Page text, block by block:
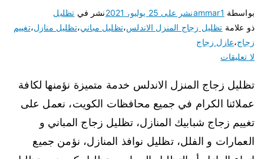
بواسطة ammar1نشر على 25 يوليو، 2021 نشر في تظليل
ذو علامة تظليل زجاج المنزل الاندلس،تظليل مباني،تظليل منازل،تغييم
زجاج،عازل زجاج
لا تعليقات
تظليل زجاج المنزل الاندلس خدمة متميزة نؤمنها لكافة
عملائنا الكرام في جميع محافظات الكويت، نعمل على
تغييم زجاج شبابيك المنازل، تظليل زجاج المباني و
العمارات و الفلل، تظليل نوافذ المنازل، نؤمن جميع